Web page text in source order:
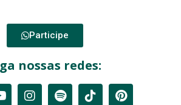
Participe
nossas redes: